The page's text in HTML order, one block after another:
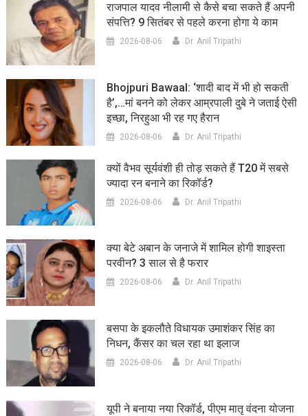
राजपाल यादव नीलामी से कैसे बचा सकते हैं अपनी
संपत्ति? 9 सितंबर से पहले करना होगा ये काम
2026-08-06 Dr. Anil Tripathi
Bhojpuri Bawaal: ‘शादी बाद में भी हो सकती
है’,…मां बनने को लेकर आम्रपाली दुबे ने जताई ऐसी
इच्छा, निरहुआ भी रह गए हैरान
2026-08-06 Dr. Anil Tripathi
क्यों वैभव सूर्यवंशी ही तोड़ सकते हैं T20 में सबसे
ज्यादा रन बनाने का रिकॉर्ड?
2026-08-06 Dr. Anil Tripathi
क्या बेटे अबान के जनाजे में शामिल होगी शाइस्ता
परवीन? 3 साल से है फरार
2026-08-06 Dr. Anil Tripathi
बसपा के इकलौते विधायक उमाशंकर सिंह का
निधन, कैंसर का चल रहा था इलाज
2026-08-06 Dr. Anil Tripathi
यूपी ने बनाया नया रिकॉर्ड, पीएम मातृ वंदना योजना